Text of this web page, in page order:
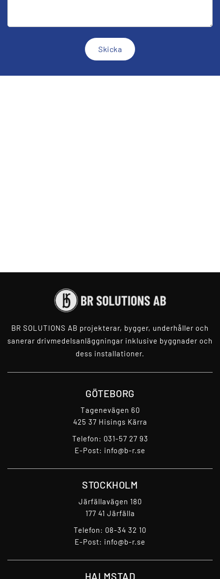
BR SOLUTIONS AB projekterar, bygger, underhåller och
sanerar drivmedelsanläggningar inklusive byggnader och
dess installationer.
GÖTEBORG
Tagenevägen 60
425 37 Hisings Kärra
Telefon: 031-57 27 93
E-Post: info@b-r.se
STOCKHOLM
Järfällavägen 180
177 41 Järfälla
Telefon: 08-34 32 10
E-Post: info@b-r.se
HALMSTAD